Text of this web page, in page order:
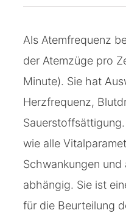
Als Atemfrequenz
der Atemzüge pro
Minute). Sie hat
Herzfrequenz,
wie alle
Schwankungen und
abhängig. Sie ist
für die Beurteilung